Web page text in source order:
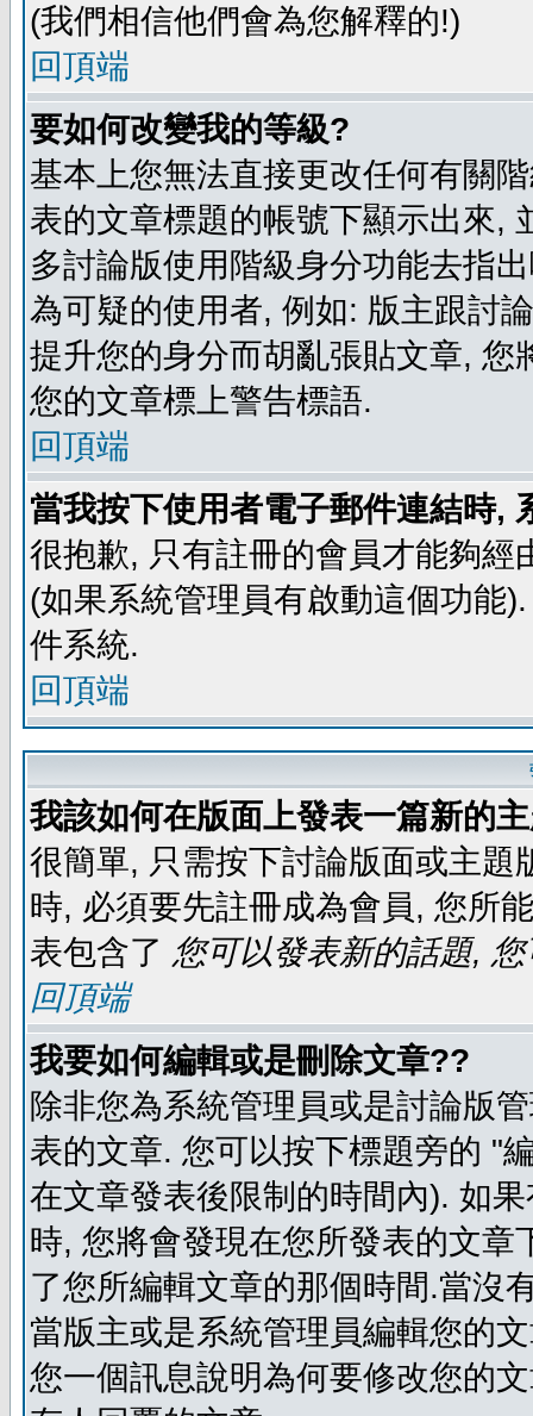
(我們相信他們會為您解釋的!)
回頂端
要如何改變我的等級?
基本上您無法直接更改任何有關
表的文章標題的帳號下顯示出來,
多討論版使用階級身分功能去指
為可疑的使用者, 例如: 版主跟討
提升您的身分而胡亂張貼文章,
您的文章標上警告標語.
回頂端
當我按下使用者電子郵件連結時,
很抱歉, 只有註冊的會員才能夠
(如果系統管理員有啟動這個功能
件系統.
回頂端
我該如何在版面上發表一篇新的
很簡單, 只需按下討論版面或主
時, 必須要先註冊成為會員, 您所
表包含了 您可以發表新的話題,
回頂端
我要如何編輯或是刪除文章??
除非您為系統管理員或是討論版
表的文章. 您可以按下標題旁的 "
在文章發表後限制的時間內). 如
時, 您將會發現在您所發表的文
了您所編輯文章的那個時間.當沒
當版主或是系統管理員編輯您的
您一個訊息說明為何要修改您的